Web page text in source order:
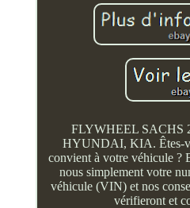
FLYWHEEL SACHS
HYUNDAI, KIA. Êtes-
convient à votre véhicule ?
nous simplement votre
véhicule (VIN) et nos
vérifieront et